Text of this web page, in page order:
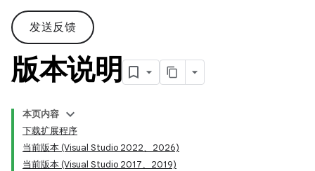
发送反馈
版本说明
本页内容
下载扩展程序
当前版本 (Visual Studio 2022、2026)
当前版本 (Visual Studio 2017、2019)